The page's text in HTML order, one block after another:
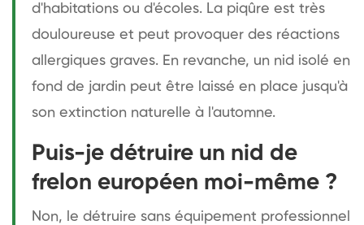
d'habitations ou d'écoles. La piqûre est très
douloureuse et peut provoquer des réactions
allergiques graves. En revanche, un nid isolé en
fond de jardin peut être laissé en place jusqu'à
son extinction naturelle à l'automne.
Puis-je détruire un nid de
frelon européen moi-même ?
Non, le détruire sans équipement professionnel